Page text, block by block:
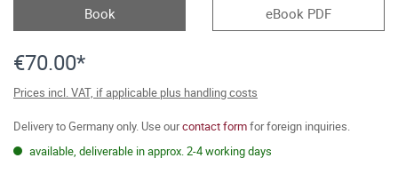
Book eBook PDF
€70.00*
Prices incl. VAT, if applicable plus handling costs
Delivery to Germany only. Use ourcontact formfor foreign inquiries.
available, deliverable in approx. 2-4 working days